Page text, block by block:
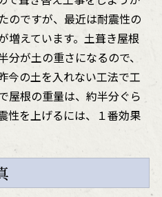
のですが、最近は耐震性の
増えています。土葺き屋根
が土の重さになるので、
今の土を入れない工法で工
屋根の重量は、約半分ぐら
性を上げるには、１番効果